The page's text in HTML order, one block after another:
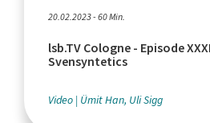
20.02.2023 - 60 Min.
lsb.TV Cologne - Episode
Svensyntetics
Video Ümit Han, Uli Sigg